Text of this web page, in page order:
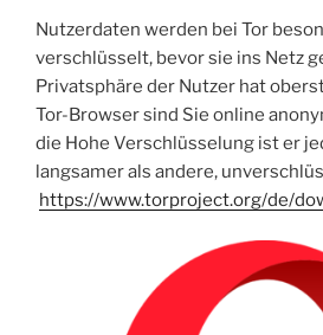
Nutzerdaten werden bei Tor
verschlüsselt, bevor sie ins Netz
Privatsphäre der Nutzer hat
Tor-Browser sind Sie online
die Hohe Verschlüsselung ist er
langsamer als andere,
https://www.torproject.org/de/